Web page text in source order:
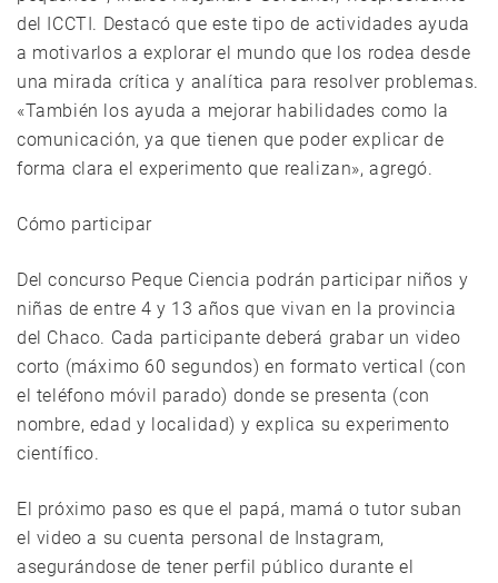
del ICCTI. Destacó que este tipo de actividades ayuda
a motivarlos a explorar el mundo que los rodea desde
una mirada crítica y analítica para resolver problemas.
«También los ayuda a mejorar habilidades como la
comunicación, ya que tienen que poder explicar de
forma clara el experimento que realizan», agregó.
Cómo participar
Del concurso Peque Ciencia podrán participar niños y
niñas de entre 4 y 13 años que vivan en la provincia
del Chaco. Cada participante deberá grabar un video
corto (máximo 60 segundos) en formato vertical (con
el teléfono móvil parado) donde se presenta (con
nombre, edad y localidad) y explica su experimento
científico.
El próximo paso es que el papá, mamá o tutor suban
el video a su cuenta personal de Instagram,
asegurándose de tener perfil público durante el